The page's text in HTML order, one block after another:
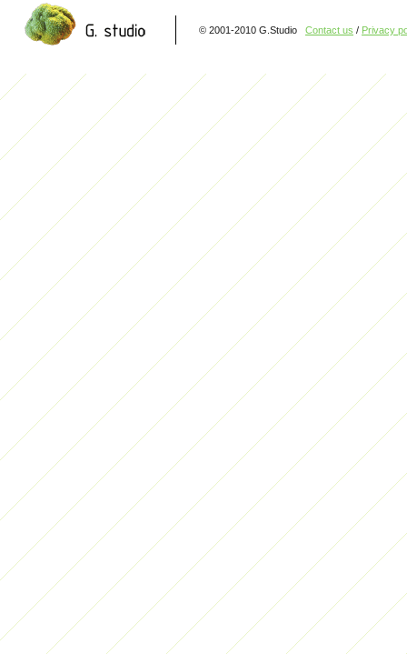
© 2001-2010 G.Studio Contact us / Privacy